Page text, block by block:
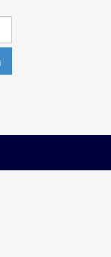
naar: